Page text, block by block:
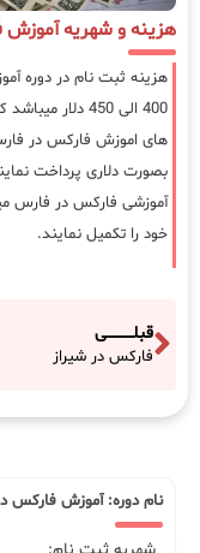
هزینه و شهریه
هزینه ثبت نام در دوره
400 الی 450
های اموزش فارکس در
بصورت دلاری پرداخت
آموزشی فارکس در فارس
خود را تکمیل نمایند.
قبلـــــــــــی
فارکس در شیراز
نام دوره: آموزش فارکس